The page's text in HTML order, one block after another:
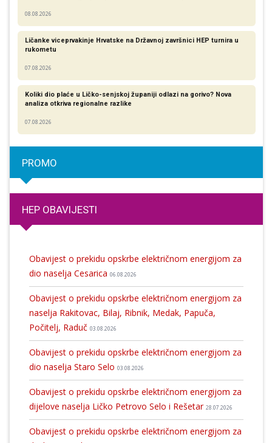
08.08.2026
Ličanke viceprvakinje Hrvatske na Državnoj završnici HEP turnira u
rukometu
07.08.2026
Koliki dio plaće u Ličko-senjskoj županiji odlazi na gorivo? Nova
analiza otkriva regionalne razlike​
07.08.2026
PROMO
HEP OBAVIJESTI
Obavijest o prekidu opskrbe električnom energijom za
dio naselja Cesarica 06.08.2026
Obavijest o prekidu opskrbe električnom energijom za
naselja Rakitovac, Bilaj, Ribnik, Medak, Papuča,
Počitelj, Raduč 03.08.2026
Obavijest o prekidu opskrbe električnom energijom za
dio naselja Staro Selo 03.08.2026
Obavijest o prekidu opskrbe električnom energijom za
dijelove naselja Ličko Petrovo Selo i Rešetar 28.07.2026
Obavijest o prekidu opskrbe električnom energijom za